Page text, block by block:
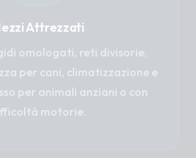
Attrezzati
omologati, reti divisorie,
per cani, climatizzazione e
per animali anziani o con
motorie.